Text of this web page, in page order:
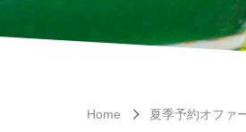
Home 夏季予約オファ